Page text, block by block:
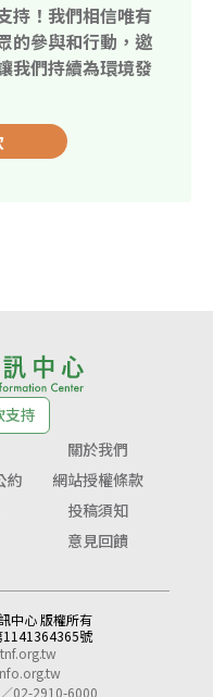
持！我們相信唯有
的參與和行動，邀
我們持續為環境發
支持
關於我們
約
網站授權條款
投稿須知
意見回饋
中心 版權所有
1141364365號
02-2910-6000